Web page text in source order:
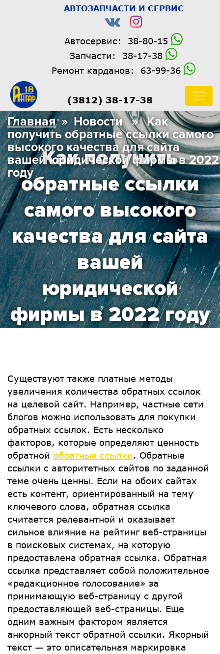
АВТОЗАПЧАСТИ И СЕРВИС
Автосервис:
38-80-15
Запчасти:
38-17-38
Ремонт карданов:
63-99-36
(3812) 38-17-38
Как получить
обратные ссылки
самого высокого
качества для сайта
вашей
юридической
фирмы в 2022 году
Главная» Новости » Как
получить обратные ссылки самого
высокого качества для сайта
вашей юридической фирмы в 2022
году
Существуют также платные методы
увеличения количества обратных ссылок
на целевой сайт. Например, частные сети
блогов можно использовать для покупки
обратных ссылок. Есть несколько
факторов, которые определяют ценность
обратной обратные ссылки. Обратные
ссылки с авторитетных сайтов по заданной
теме очень ценны. Если на обоих сайтах
есть контент, ориентированный на тему
ключевого слова, обратная ссылка
считается релевантной и оказывает
сильное влияние на рейтинг веб-страницы
в поисковых системах, на которую
предоставлена ​​обратная ссылка. Обратная
ссылка представляет собой положительное
«редакционное голосование» за
принимающую веб-страницу с другой
предоставляющей веб-страницы. Еще
одним важным фактором является
анкорный текст обратной ссылки. Якорный
текст — это описательная маркировка